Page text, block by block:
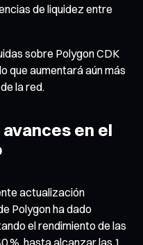
de liquidez entre
sobre Polygon CDK
que aumentará aún más
la red.
en el
actualización
Polygon ha dado
el rendimiento de las
%, hasta alcanzar las 1